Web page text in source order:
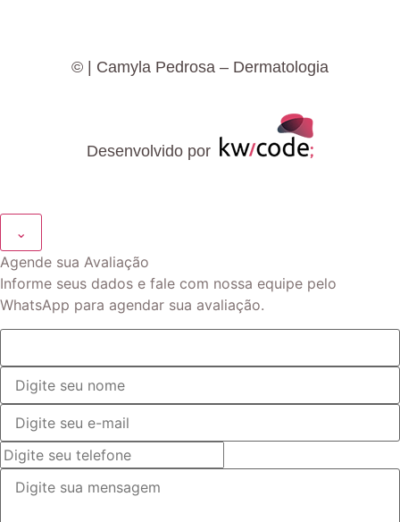
© | Camyla Pedrosa – Dermatologia
Desenvolvido por
⌄
Agende sua Avaliação
Informe seus dados e fale com nossa equipe pelo
WhatsApp para agendar sua avaliação.